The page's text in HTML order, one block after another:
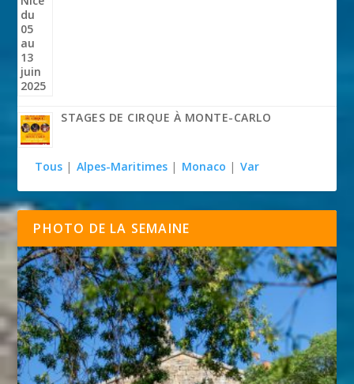
STAGES DE CIRQUE À MONTE-CARLO
Tous | Alpes-Maritimes | Monaco | Var
PHOTO DE LA SEMAINE